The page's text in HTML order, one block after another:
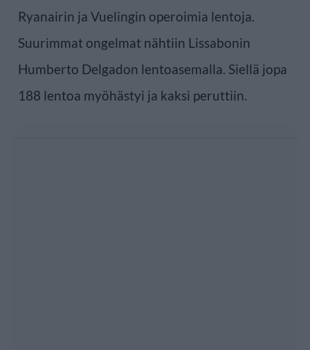
Ryanairin ja Vuelingin operoimia lentoja.
Suurimmat ongelmat nähtiin Lissabonin
Humberto Delgadon lentoasemalla. Siellä jopa
188 lentoa myöhästyi ja kaksi peruttiin.